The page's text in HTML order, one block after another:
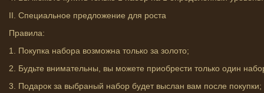
II. Специальное предложение для роста
Правила:
1. Покупка набора возможна только за золото;
2. Будьте внимательны, вы можете приобрести только один
3. Подарок за выбраный набор будет выслан вам после покупки;